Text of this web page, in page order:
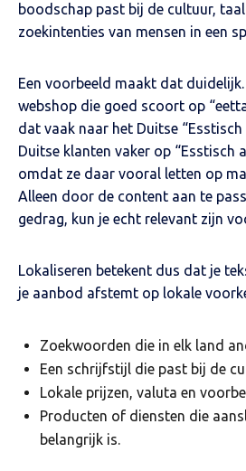
boodschap past bij de cultuur,
zoekintenties van mensen in een
Een voorbeeld maakt dat
webshop die goed scoort op
dat vaak naar het Duitse
Duitse klanten vaker op “Esstisch
omdat ze daar vooral letten op
Alleen door de content aan te
gedrag, kun je echt relevant zijn
Lokaliseren betekent dus dat je
je aanbod afstemt op lokale
Zoekwoorden die in elk land
Een schrijfstijl die past bij de
Lokale prijzen, valuta en
Producten of diensten die
belangrijk is.